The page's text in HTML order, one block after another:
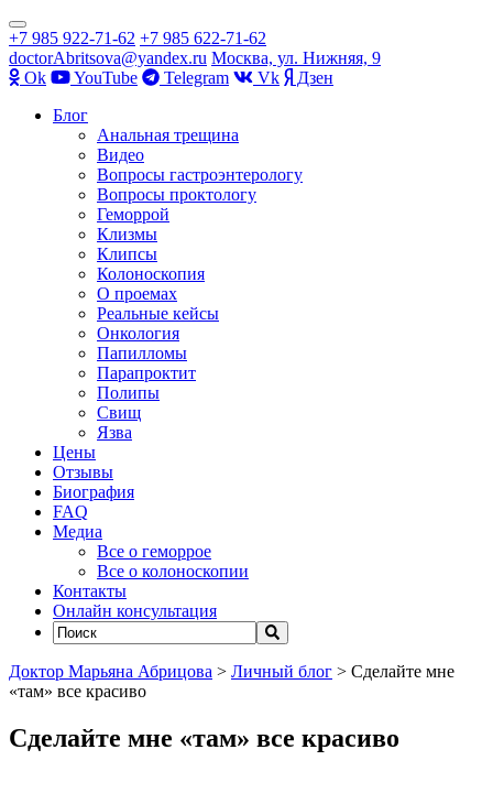
Показать/
Скрыть
навигацию
+7 985 922-71-62 +7 985 622-71-62
doctorAbritsova@yandex.ru Москва, ул. Нижняя, 9
Оk
YouTube Telegram Vk
Дзен
Перейти
содержимому
Блог
Анальная трещина
Видео
Вопросы гастроэнтерологу
Вопросы проктологу
Геморрой
Клизмы
Клипсы
Колоноскопия
О проемах
Реальные кейсы
Онкология
Папилломы
Парапроктит
Полипы
Свищ
Язва
Цены
Отзывы
Биография
FAQ
Медиа
Все о геморрое
Все о колоноскопии
Контакты
Онлайн консультация
Доктор Марьяна Абрицова > Личный блог > Сделайте мне
«там» все красиво
Сделайте мне «там» все красиво